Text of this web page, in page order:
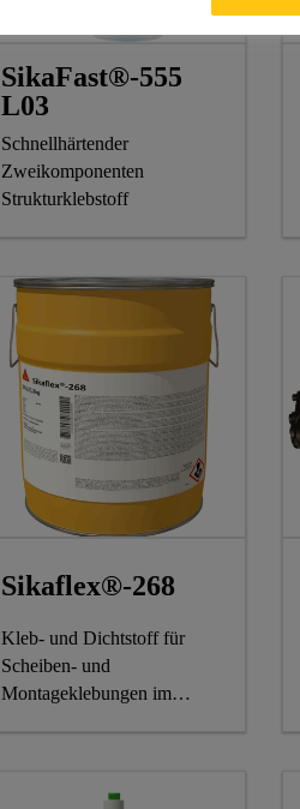
SikaFast®-555
L03
Schnellhärtender
Zweikomponenten
Strukturklebstoff
Sikaflex®-268
Kleb- und Dichtstoff für
Scheiben- und
Montageklebungen im